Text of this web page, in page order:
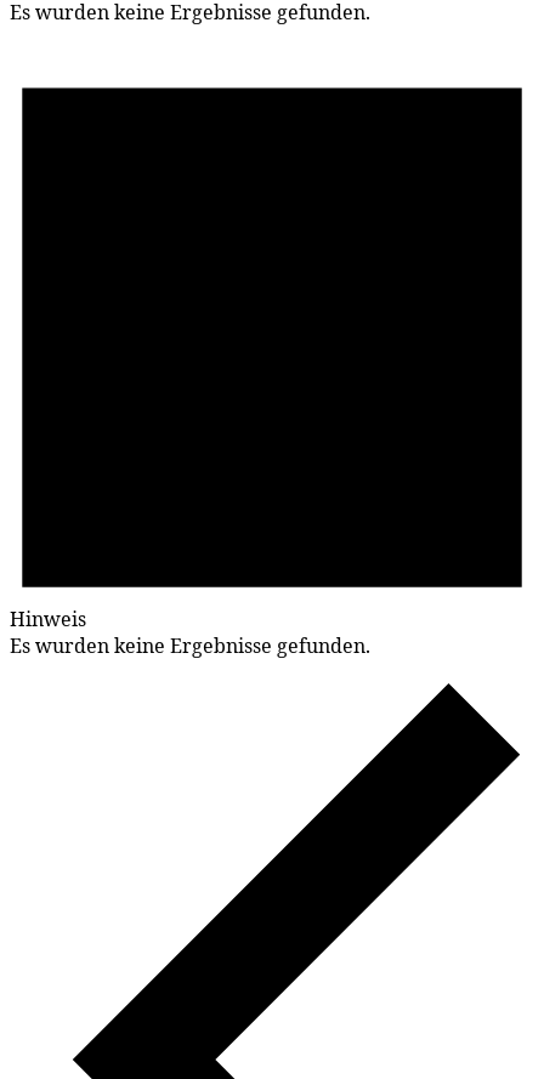
Es wurden keine Ergebnisse gefunden.
Hinweis
Es wurden keine Ergebnisse gefunden.